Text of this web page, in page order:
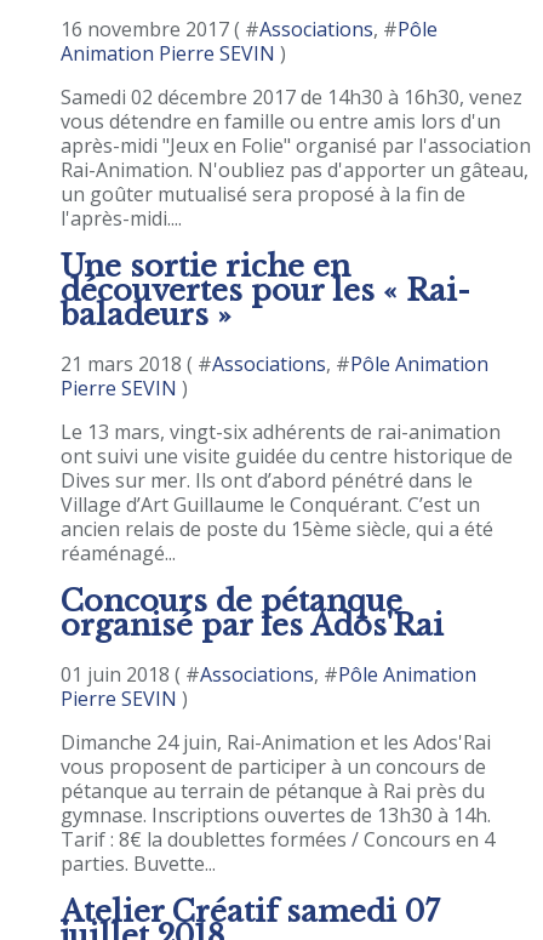
16 novembre 2017 ( #Associations, #Pôle
Animation Pierre SEVIN )
Samedi 02 décembre 2017 de 14h30 à 16h30, venez
vous détendre en famille ou entre amis lors d'un
après-midi "Jeux en Folie" organisé par l'association
Rai-Animation. N'oubliez pas d'apporter un gâteau,
un goûter mutualisé sera proposé à la fin de
l'après-midi....
Une sortie riche en
découvertes pour les « Rai-
baladeurs »
21 mars 2018 ( #Associations, #Pôle Animation
Pierre SEVIN )
Le 13 mars, vingt-six adhérents de rai-animation
ont suivi une visite guidée du centre historique de
Dives sur mer. Ils ont d’abord pénétré dans le
Village d’Art Guillaume le Conquérant. C’est un
ancien relais de poste du 15ème siècle, qui a été
réaménagé...
Concours de pétanque
organisé par les Ados'Rai
01 juin 2018 ( #Associations, #Pôle Animation
Pierre SEVIN )
Dimanche 24 juin, Rai-Animation et les Ados'Rai
vous proposent de participer à un concours de
pétanque au terrain de pétanque à Rai près du
gymnase. Inscriptions ouvertes de 13h30 à 14h.
Tarif : 8€ la doublettes formées / Concours en 4
parties. Buvette...
Atelier Créatif samedi 07